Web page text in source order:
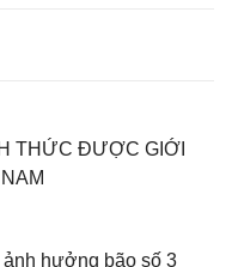
THỨC ĐƯỢC GIỚI
hưởng bão số 3